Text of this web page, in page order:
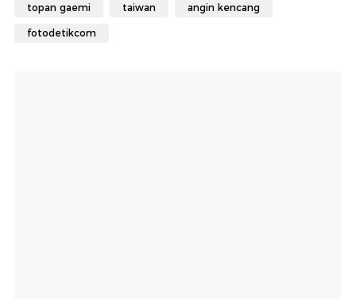
topan gaemi taiwan angin kencang
fotodetikcom